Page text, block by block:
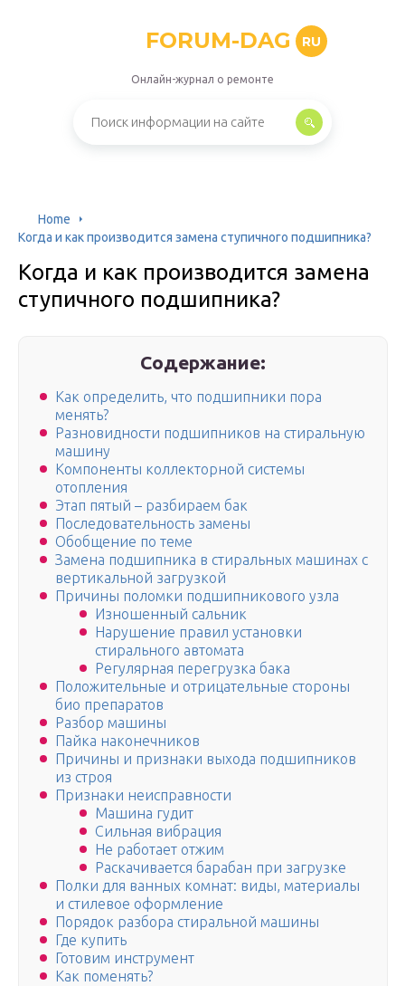
FORUM-DAG RU
Онлайн-журнал о ремонте
Home
Когда и как производится замена ступичного подшипника?
Когда и как производится замена
ступичного подшипника?
Содержание:
Как определить, что подшипники пора
менять?
Разновидности подшипников на стиральную
машину
Компоненты коллекторной системы
отопления
Этап пятый – разбираем бак
Последовательность замены
Обобщение по теме
Замена подшипника в стиральных машинах с
вертикальной загрузкой
Причины поломки подшипникового узла
Изношенный сальник
Нарушение правил установки
стирального автомата
Регулярная перегрузка бака
Положительные и отрицательные стороны
био препаратов
Разбор машины
Пайка наконечников
Причины и признаки выхода подшипников
из строя
Признаки неисправности
Машина гудит
Сильная вибрация
Не работает отжим
Раскачивается барабан при загрузке
Полки для ванных комнат: виды, материалы
и стилевое оформление
Порядок разбора стиральной машины
Где купить
Готовим инструмент
Как поменять?